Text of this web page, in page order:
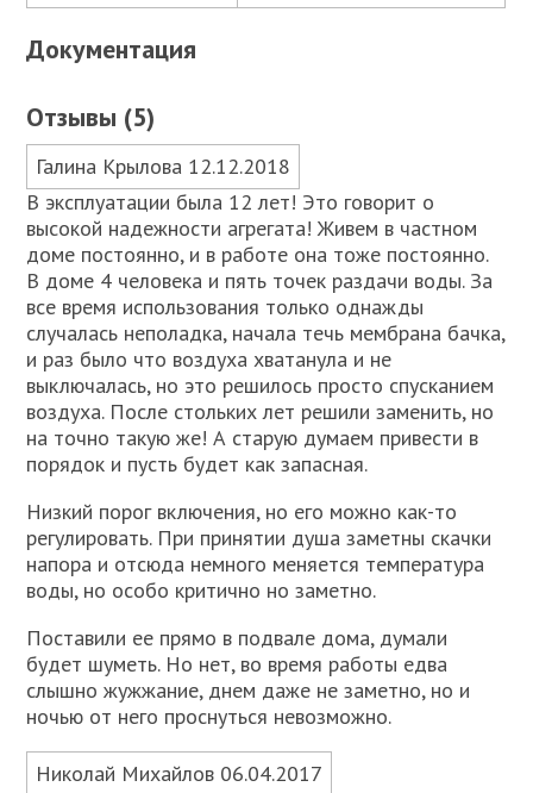
Документация
Отзывы (5)
Галина Крылова 12.12.2018
В эксплуатации была 12 лет! Это говорит о
высокой надежности агрегата! Живем в частном
доме постоянно, и в работе она тоже постоянно.
В доме 4 человека и пять точек раздачи воды. За
все время использования только однажды
случалась неполадка, начала течь мембрана бачка,
и раз было что воздуха хватанула и не
выключалась, но это решилось просто спусканием
воздуха. После стольких лет решили заменить, но
на точно такую же! А старую думаем привести в
порядок и пусть будет как запасная.
Низкий порог включения, но его можно как-то
регулировать. При принятии душа заметны скачки
напора и отсюда немного меняется температура
воды, но особо критично но заметно.
Поставили ее прямо в подвале дома, думали
будет шуметь. Но нет, во время работы едва
слышно жужжание, днем даже не заметно, но и
ночью от него проснуться невозможно.
Николай Михайлов 06.04.2017